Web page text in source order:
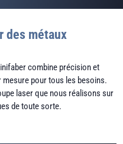
des métaux
combine précision et
pour tous les besoins.
laser que nous réalisons sur
de toute sorte.